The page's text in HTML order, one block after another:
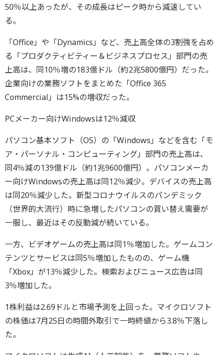
50％以上あったが、その成長はピーク時から減速してい
る。
「Office」や「Dynamics」など、売上高全体の3割強を占め
る「プロダクティビティー＆ビジネスプロセス」部門の売
上高は、同10％増の183億ドル（約2兆5800億円）だった。
企業向けの業務ソフトをまとめた「Office 365
Commercial」は15%の増収だった。
PCメーカー向けWindowsは12％減収
パソコン基本ソフト（OS）の「Windows」などを含む「モ
ア・パーソナル・コンピューティング」部門の売上高は、
同4％減の139億ドル（約1兆9600億円）。パソコンメーカ
ー向けWindowsの売上高は同12％減少。デバイスの売上高
は同20％減少した。新型コロナウイルスのパンデミック
（世界的大流行）時に急増したパソコンの買い替え需要が
一服し、最近はその反動減が続いている。
一方、ビデオゲームの売上高は同1％増加した。ゲームコン
テンツとサービスは同5％増加したものの、ゲーム機
「Xbox」が13％減少した。検索およびニュース広告は同
3％増加した。
1株利益は2.69ドルと市場予測を上回った。マイクロソフト
の株価は7月25日の時間外取引で一時終値から3.8％下落し
た。